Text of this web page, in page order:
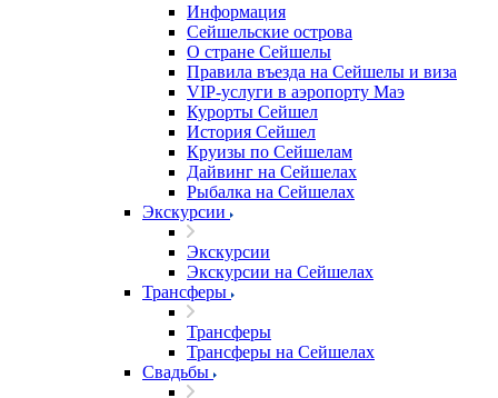
Информация
Сейшельские острова
О стране Сейшелы
Правила въезда на Сейшелы и виза
VIP-услуги в аэропорту Маэ
Курорты Сейшел
История Сейшел
Круизы по Сейшелам
Дайвинг на Сейшелах
Рыбалка на Сейшелах
Экскурсии
Экскурсии
Экскурсии на Сейшелах
Трансферы
Трансферы
Трансферы на Сейшелах
Свадьбы